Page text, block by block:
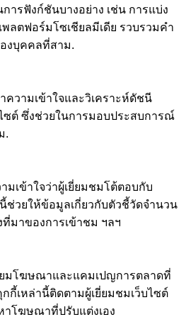
ารฟังก์ชันบางอย่าง เช่น การแบ่ง
ลตฟอร์มโซเชียลมีเดีย รวบรวมคำ
งบุคคลที่สาม.
วามเข้าใจและวิเคราะห์ดัชนี
ซต์ ซึ่งช่วยในการมอบประสบการณ์
.
มเข้าใจว่าผู้เยี่ยมชมโต้ตอบกับ
นี้ช่วยให้ข้อมูลเกี่ยวกับตัวชี้วัดจำนวน
มาของการเข้าชม ฯลฯ
มโฆษณาและแคมเปญการตลาดที่
กี้เหล่านี้ติดตามผู้เยี่ยมชมเว็บไซต์
าโฆษณาที่ปรับแต่งเอง